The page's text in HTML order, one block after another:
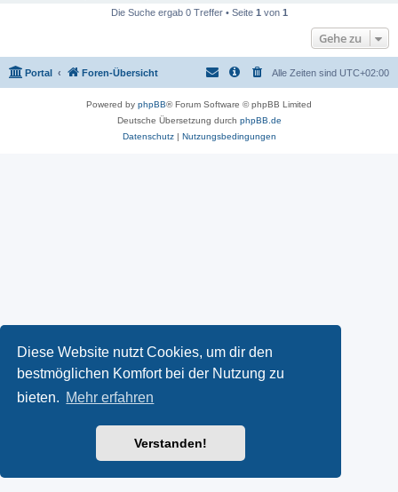
Diese Website nutzt Cookies, um dir den
bestmöglichen Komfort bei der Nutzung zu
bieten. Mehr erfahren
Verstanden!
Die Suche ergab 0 Treffer • Seite 1 von 1
Gehe zu
Portal Foren-Übersicht Alle Zeiten sind UTC+02:00
Powered by phpBB® Forum Software © phpBB Limited
Deutsche Übersetzung durch phpBB.de
Datenschutz| Nutzungsbedingungen